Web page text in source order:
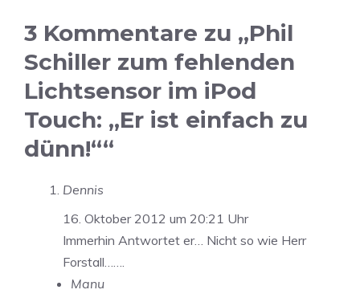
3 Kommentare zu „Phil
Schiller zum fehlenden
Lichtsensor im iPod
Touch: „Er ist einfach zu
dünn!““
Dennis
16. Oktober 2012 um 20:21 Uhr
Immerhin Antwortet er… Nicht so wie Herr
Forstall…….
Manu